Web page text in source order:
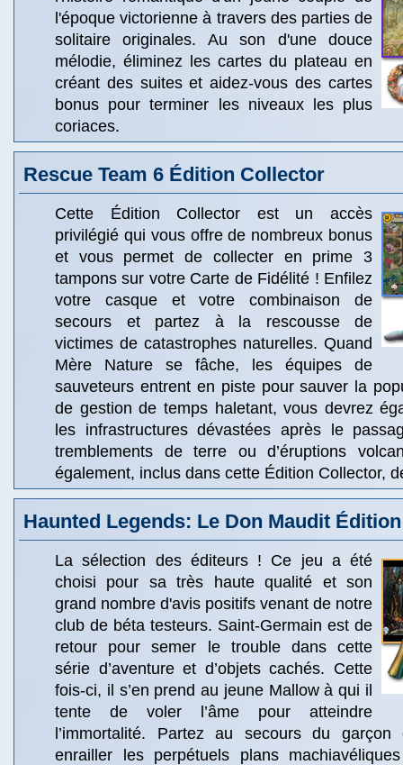
l'époque victorienne à travers des parties de
solitaire originales. Au son d'une douce
mélodie, éliminez les cartes du plateau en
créant des suites et aidez-vous des cartes
bonus pour terminer les niveaux les plus
coriaces.
Rescue Team 6 Édition Collector
Cette Édition Collector est un accès
privilégié qui vous offre de nombreux bonus
et vous permet de collecter en prime 3
tampons sur votre Carte de Fidélité ! Enfilez
votre casque et votre combinaison de
secours et partez à la rescousse de
victimes de catastrophes naturelles. Quand
Mère Nature se fâche, les équipes de
sauveteurs entrent en piste pour sauver la
de gestion de temps haletant, vous devrez
les infrastructures dévastées après le
tremblements de terre ou d’éruptions
également, inclus dans cette Édition Collector,
Haunted Legends: Le Don Maudit
La sélection des éditeurs ! Ce jeu a été
choisi pour sa très haute qualité et son
grand nombre d'avis positifs venant de notre
club de béta testeurs. Saint-Germain est de
retour pour semer le trouble dans cette
série d’aventure et d’objets cachés. Cette
fois-ci, il s’en prend au jeune Mallow à qui il
tente de voler l’âme pour atteindre
l’immortalité. Partez au secours du
enrailler les perpétuels plans